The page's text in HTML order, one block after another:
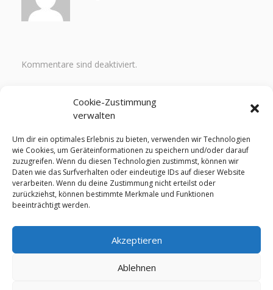
Cookie-Zustimmung
verwalten
Um dir ein optimales Erlebnis zu bieten, verwenden wir Technologien
wie Cookies, um Geräteinformationen zu speichern und/oder darauf
zuzugreifen. Wenn du diesen Technologien zustimmst, können wir
Daten wie das Surfverhalten oder eindeutige IDs auf dieser Website
verarbeiten. Wenn du deine Zustimmung nicht erteilst oder
zurückziehst, können bestimmte Merkmale und Funktionen
beeinträchtigt werden.
Akzeptieren
Ablehnen
Kommentare sind deaktiviert.
Quicklinks
Bilder 2026
Ergebnisse – Bergzeitfahren 2026
Ergebnisse – 24. MTB 2026
Instagram Kanal
Facebook Kanal
WhatsApp Kanal